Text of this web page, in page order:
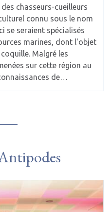
chasseurs-cueilleurs
connu sous le nom
se seraient spécialisés
marines, dont l'objet
Malgré les
sur cette région au
de…